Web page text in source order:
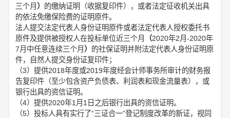
三个月 ） 的缴纳证明（收据复印件），或者法定征收机关出具
的依法免缴保险费的证明原件。
法人提交法定代表人身份证明原件或者法定代表人授权委托书
原件及提供被授权人在投标单位近三个月
（2020年2月-2020年
7月中任意连续三个月 ） 的社保证明并附法定代表人身份证明原
件，自然人提交身份证复印件；
（3）提供2018年度或2019年度经会计师事务所审计的财务报
告复印件（至少包含资产负债表、利润表和现金流量表），或
银行出具的资信证明。
（4）提供2020年1月1日之后银行出具的资信证明。
（5）投标人具有实行了“三证合一”登记制度改革的新证，视同